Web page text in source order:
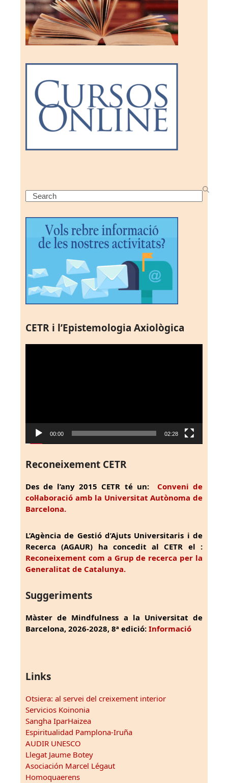
Search
CETR i l’Epistemologia Axiològica
00:00 02:28
Reconeixement CETR
Des de l’any 2015 CETR té un: Conveni de
col·laboració amb la Universitat Autònoma de
Barcelona.
L’Agència de Gestió d’Ajuts Universitaris i de
Recerca (AGAUR) ha concedit al CETR el :
Reconeixement com a Grup de recerca per la
Generalitat de Catalunya.
Suggeriments
Màster de Mindfulness a la Universitat de
Barcelona, 2026-2028, 8ª edició: Informació
Links
Otsiera: al servei del creixement interior
Servicios Koinonia
Sangha IparHaizea
Espiritualidad Pamplona-Iruña
AUDIR UNESCO
Llegat Jaume Botey
Asociación Marcel Légaut
Homoquaerens